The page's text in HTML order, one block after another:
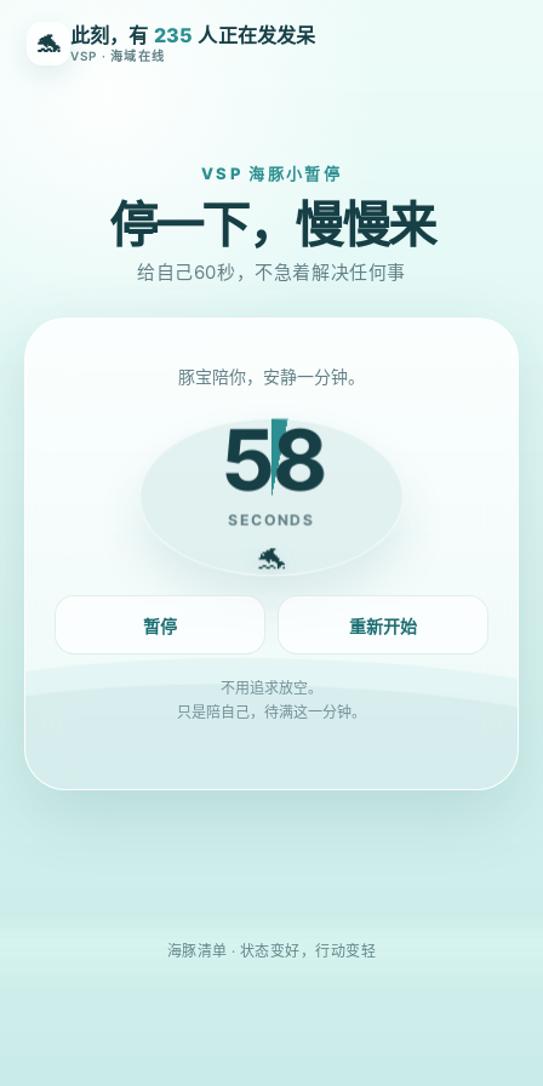
🐬 此刻，有 235 人正在发发呆
VSP · 海域在线
VSP 海豚小暂停
停一下，慢慢来
给自己60秒，不急着解决任何事
豚宝陪你，安静一分钟。
58
SECONDS
🐬
暂停 重新开始
不用追求放空。
只是陪自己，待满这一分钟。
海豚清单 · 状态变好，行动变轻